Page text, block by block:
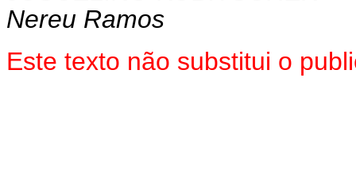
Nereu Ramos
Este texto não substitui o